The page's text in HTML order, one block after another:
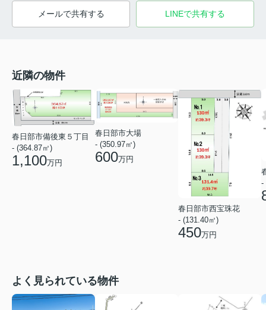
メールで共有する LINEで共有する
近隣の物件
春日部市備後東５丁目
- (364.87㎡)
1,100万円
春日部市大場
- (350.97㎡)
600万円
春日部市西宝珠花
- (131.40㎡)
450万円
-
よく見られている物件